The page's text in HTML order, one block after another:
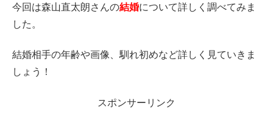
今回は森山直太朗さんの結婚について詳しく調べてみま
した。
結婚相手の年齢や画像、馴れ初めなど詳しく見ていきま
しょう！
スポンサーリンク